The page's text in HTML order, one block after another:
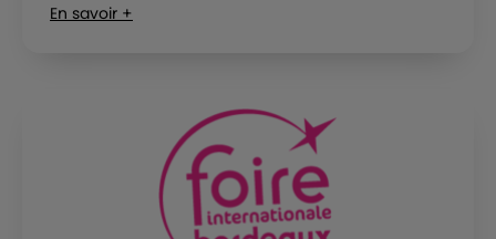
En savoir +